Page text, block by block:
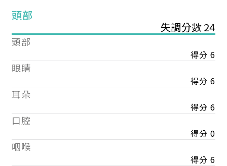
頭部
失調分數 24
頭部
得分 6
眼睛
得分 6
耳朵
得分 6
口腔
得分 0
咽喉
得分 6